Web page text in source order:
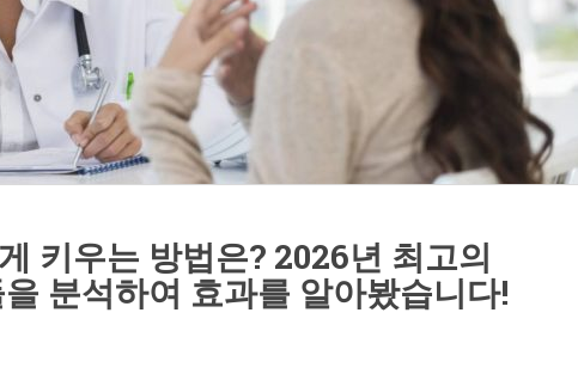
키우는 방법은? 2026년 최고의
분석하여 효과를 알아봤습니다!